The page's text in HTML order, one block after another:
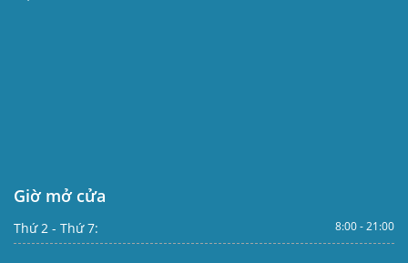
Giờ mở cửa
Thứ 2 - Thứ 7: 8:00 - 21:00